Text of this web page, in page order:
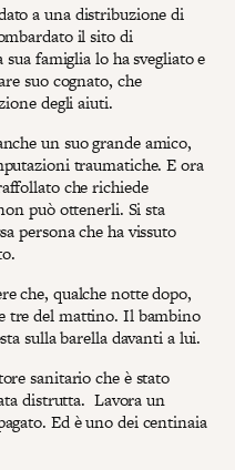
a una distribuzione di
il sito di
famiglia lo ha svegliato e
suo cognato, che
degli aiuti.
un suo grande amico,
traumatiche. E ora
che richiede
può ottenerli. Si sta
persona che ha vissuto
che, qualche notte dopo,
tre del mattino. Il bambino
sulla barella davanti a lui.
sanitario che è stato
distrutta. Lavora un
Ed è uno dei centinaia